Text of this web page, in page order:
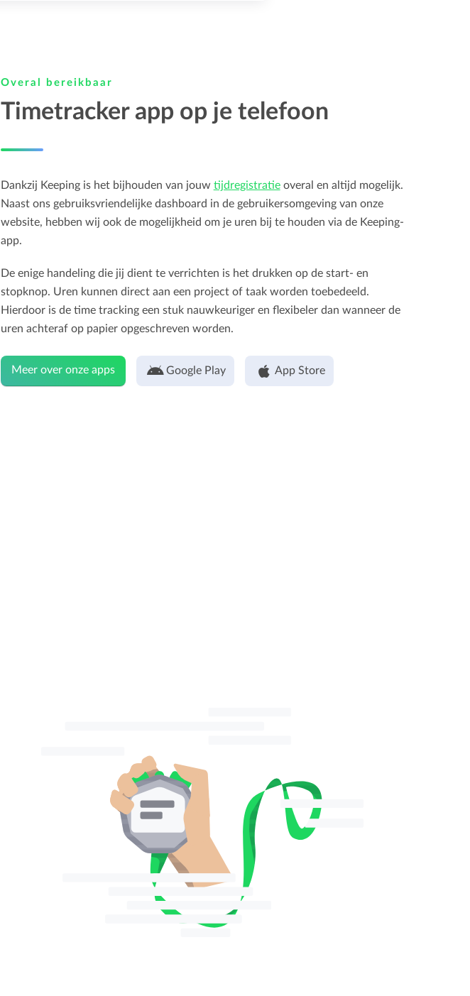
Overal bereikbaar
Timetracker app op je telefoon
Dankzij Keeping is het bijhouden van jouw tijdregistratieoveral en altijd mogelijk.
Naast ons gebruiksvriendelijke dashboard in de gebruikersomgeving van onze
website, hebben wij ook de mogelijkheid om je uren bij te houden via de Keeping-
app.
De enige handeling die jij dient te verrichten is het drukken op de start- en
stopknop. Uren kunnen direct aan een project of taak worden toebedeeld.
Hierdoor is de time tracking een stuk nauwkeuriger en flexibeler dan wanneer de
uren achteraf op papier opgeschreven worden.
Meer over onze apps Google Play App Store